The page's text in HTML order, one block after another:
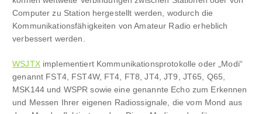
Computer zu Station hergestellt werden, wodurch die
Kommunikationsfähigkeiten von Amateur Radio erheblich
verbessert werden.
WSJTXimplementiert Kommunikationsprotokolle oder „Modi“
genannt FST4, FST4W, FT4, FT8, JT4, JT9, JT65, Q65,
MSK144 und WSPR sowie eine genannte Echo zum Erkennen
und Messen Ihrer eigenen Radiossignale, die vom Mond aus